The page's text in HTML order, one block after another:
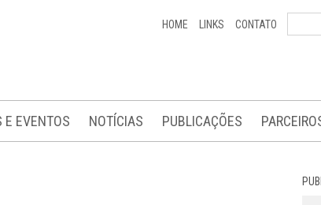
HOME LINKS CONTATO
E EVENTOS NOTÍCIAS PUBLICAÇÕES